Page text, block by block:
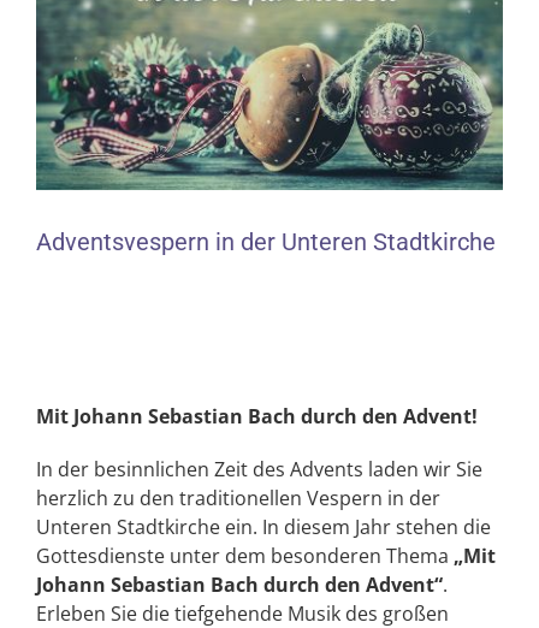
Adventsvespern in der Unteren Stadtkirche
Mit Johann Sebastian Bach durch den Advent!
In der besinnlichen Zeit des Advents laden wir Sie
herzlich zu den traditionellen Vespern in der
Unteren Stadtkirche ein. In diesem Jahr stehen die
Gottesdienste unter dem besonderen Thema „Mit
Johann Sebastian Bach durch den Advent“.
Erleben Sie die tiefgehende Musik des großen